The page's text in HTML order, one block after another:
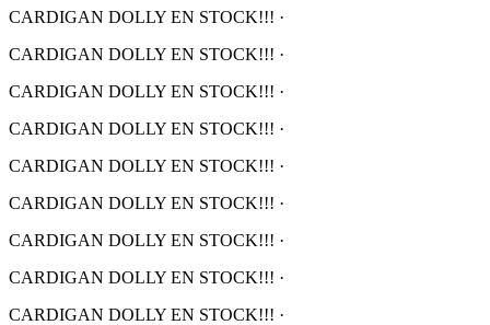
CARDIGAN DOLLY EN STOCK!!! ·
CARDIGAN DOLLY EN STOCK!!! ·
CARDIGAN DOLLY EN STOCK!!! ·
CARDIGAN DOLLY EN STOCK!!! ·
CARDIGAN DOLLY EN STOCK!!! ·
CARDIGAN DOLLY EN STOCK!!! ·
CARDIGAN DOLLY EN STOCK!!! ·
CARDIGAN DOLLY EN STOCK!!! ·
CARDIGAN DOLLY EN STOCK!!! ·